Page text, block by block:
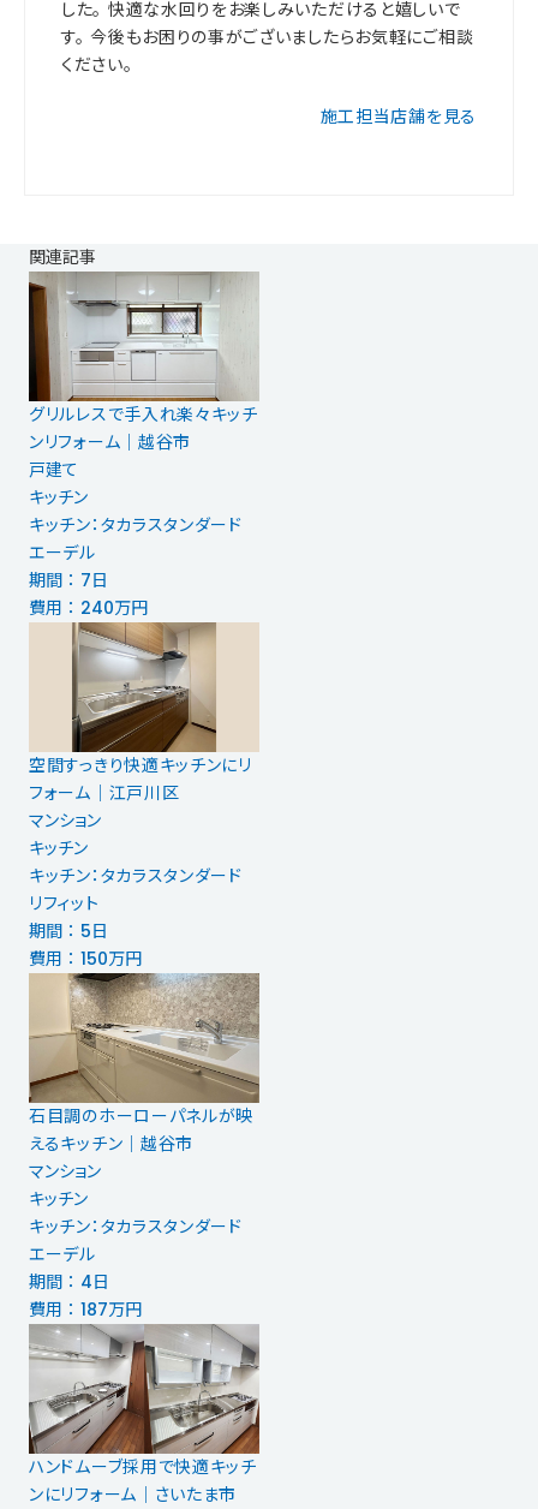
した。 快適な水回りをお楽しみいただけると嬉しいで
す。 今後もお困りの事がございましたらお気軽にご相談
ください。
施工担当店舗を見る
関連記事
グリルレスで手入れ楽々キッチ
ンリフォーム｜越谷市
戸建て
キッチン
キッチン：タカラスタンダード
エーデル
期間 ： 7日
費用 ： 240万円
空間すっきり快適キッチンにリ
フォーム｜江戸川区
マンション
キッチン
キッチン：タカラスタンダード
リフィット
期間 ： 5日
費用 ： 150万円
石目調のホーローパネルが映
えるキッチン｜越谷市
マンション
キッチン
キッチン：タカラスタンダード
エーデル
期間 ： 4日
費用 ： 187万円
ハンドムーブ採用で快適キッチ
ンにリフォーム│さいたま市